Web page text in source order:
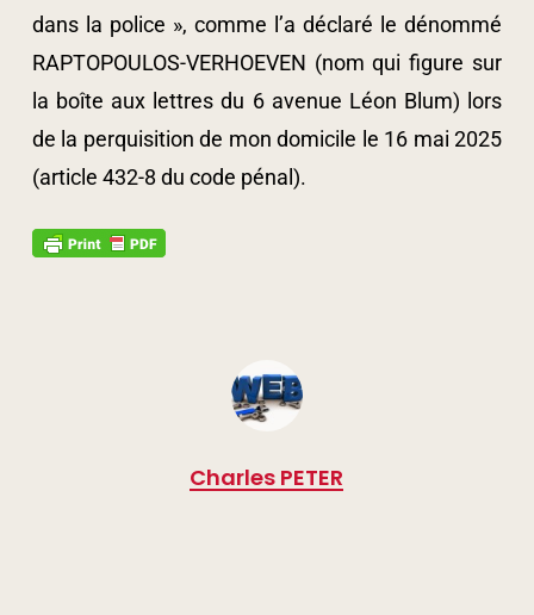
dans la police », comme l’a déclaré le dénommé
RAPTOPOULOS-VERHOEVEN (nom qui figure sur
la boîte aux lettres du 6 avenue Léon Blum) lors
de la perquisition de mon domicile le 16 mai 2025
(article 432-8 du code pénal).
Charles PETER